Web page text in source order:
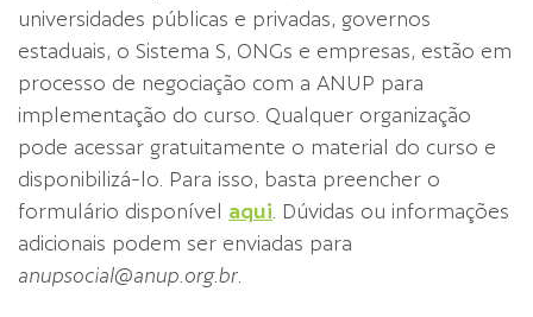
universidades públicas e privadas, governos
estaduais, o Sistema S, ONGs e empresas, estão em
processo de negociação com a ANUP para
implementação do curso. Qualquer organização
pode acessar gratuitamente o material do curso e
disponibilizá-lo. Para isso, basta preencher o
formulário disponível aqui. Dúvidas ou informações
adicionais podem ser enviadas para
anupsocial@anup.org.br.